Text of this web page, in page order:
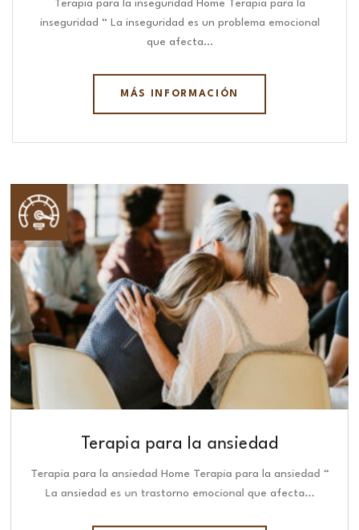
Terapia para la inseguridad Home Terapia para la
inseguridad “ La inseguridad es un problema emocional
que afecta…
MÁS INFORMACIÓN
Terapia para la ansiedad
Terapia para la ansiedad Home Terapia para la ansiedad “
La ansiedad es un trastorno emocional que afecta…